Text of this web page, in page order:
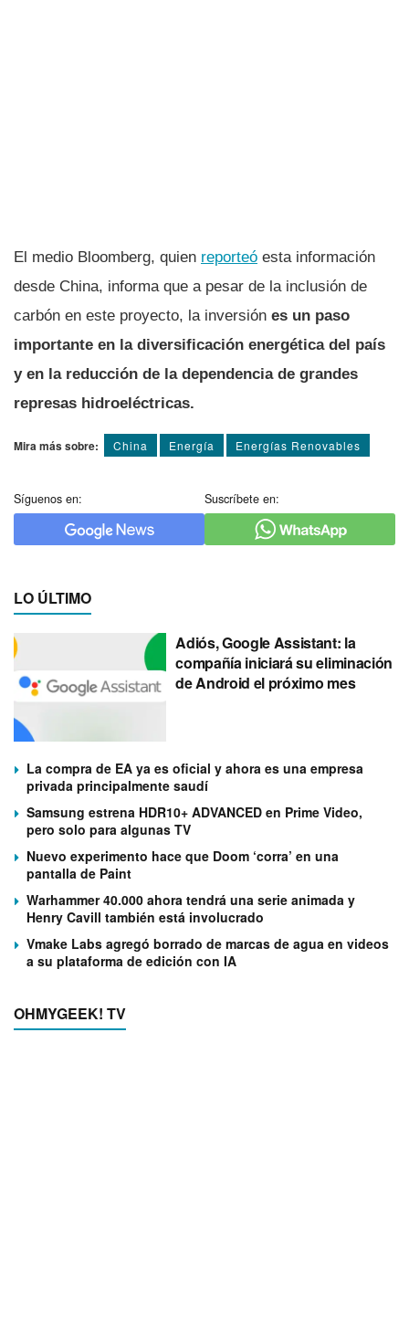
El medio Bloomberg, quien reporteó esta información
desde China, informa que a pesar de la inclusión de
carbón en este proyecto, la inversión es un paso
importante en la diversificación energética del país
y en la reducción de la dependencia de grandes
represas hidroeléctricas.
Mira más sobre: China Energí­a Energí­as Renovables
Síguenos en: Suscríbete en:
LO ÚLTIMO
Adiós, Google Assistant: la
compañía iniciará su eliminación
de Android el próximo mes
La compra de EA ya es oficial y ahora es una empresa
privada principalmente saudí
Samsung estrena HDR10+ ADVANCED en Prime Video,
pero solo para algunas TV
Nuevo experimento hace que Doom ‘corra’ en una
pantalla de Paint
Warhammer 40.000 ahora tendrá una serie animada y
Henry Cavill también está involucrado
Vmake Labs agregó borrado de marcas de agua en videos
a su plataforma de edición con IA
OHMYGEEK! TV